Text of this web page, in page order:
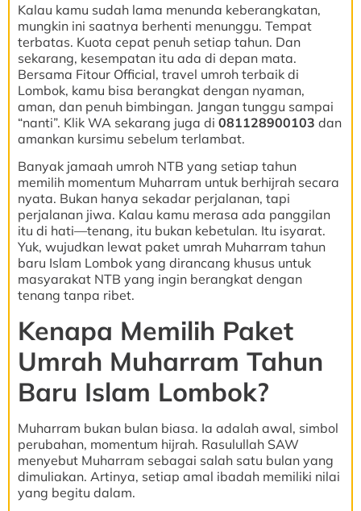
Kalau kamu sudah lama menunda keberangkatan,
mungkin ini saatnya berhenti menunggu. Tempat
terbatas. Kuota cepat penuh setiap tahun. Dan
sekarang, kesempatan itu ada di depan mata.
Bersama Fitour Official, travel umroh terbaik di
Lombok, kamu bisa berangkat dengan nyaman,
aman, dan penuh bimbingan. Jangan tunggu sampai
“nanti”. Klik WA sekarang juga di 081128900103 dan
amankan kursimu sebelum terlambat.
Banyak jamaah umroh NTB yang setiap tahun
memilih momentum Muharram untuk berhijrah secara
nyata. Bukan hanya sekadar perjalanan, tapi
perjalanan jiwa. Kalau kamu merasa ada panggilan
itu di hati—tenang, itu bukan kebetulan. Itu isyarat.
Yuk, wujudkan lewat paket umrah Muharram tahun
baru Islam Lombok yang dirancang khusus untuk
masyarakat NTB yang ingin berangkat dengan
tenang tanpa ribet.
Kenapa Memilih Paket
Umrah Muharram Tahun
Baru Islam Lombok?
Muharram bukan bulan biasa. Ia adalah awal, simbol
perubahan, momentum hijrah. Rasulullah SAW
menyebut Muharram sebagai salah satu bulan yang
dimuliakan. Artinya, setiap amal ibadah memiliki nilai
yang begitu dalam.